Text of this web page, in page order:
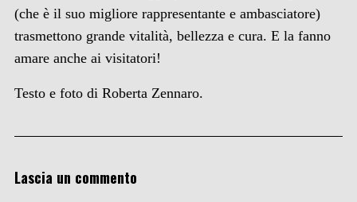
(che è il suo migliore rappresentante e ambasciatore)
trasmettono grande vitalità, bellezza e cura. E la fanno
amare anche ai visitatori!
Testo e foto di Roberta Zennaro.
Lascia un commento